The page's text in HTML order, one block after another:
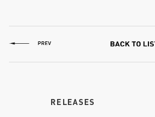
RELEASES